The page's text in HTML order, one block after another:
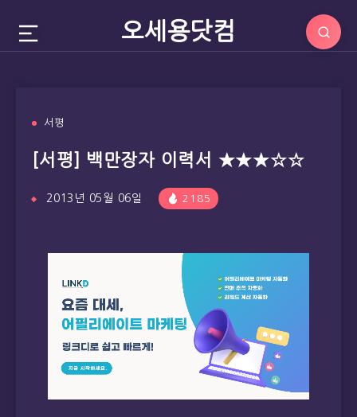
오세용닷컴
서평
[서평] 백만장자 이력서 ★★★☆☆
2013년 05월 06일 2185